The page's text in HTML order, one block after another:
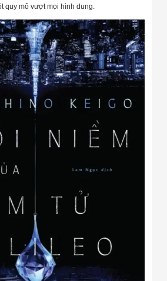
quy mô vượt mọi hình dung.